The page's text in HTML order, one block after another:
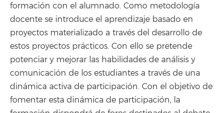
formación con el alumnado. Como metodología
docente se introduce el aprendizaje basado en
proyectos materializado a través del desarrollo de
estos proyectos prácticos. Con ello se pretende
potenciar y mejorar las habilidades de análisis y
comunicación de los estudiantes a través de una
dinámica activa de participación. Con el objetivo de
fomentar esta dinámica de participación, la